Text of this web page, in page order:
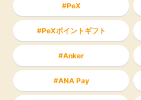
PeX
PeXポイントギフト
Anker
ANA Pay